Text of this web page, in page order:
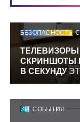
БЕЗОПАСНОСТЬ
ТЕЛЕВИЗОРЫ
СКРИНШОТЫ
В СЕКУНДУ
ИИ СОБЫТИЯ